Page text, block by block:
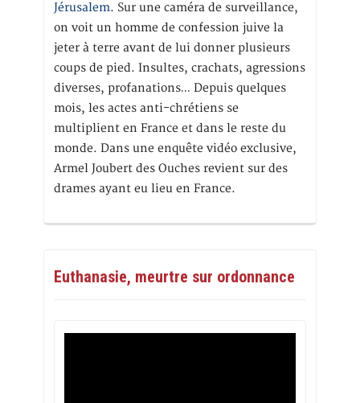
Jérusalem. Sur une caméra de surveillance,
on voit un homme de confession juive la
jeter à terre avant de lui donner plusieurs
coups de pied. Insultes, crachats, agressions
diverses, profanations… Depuis quelques
mois, les actes anti-chrétiens se
multiplient en France et dans le reste du
monde. Dans une enquête vidéo exclusive,
Armel Joubert des Ouches revient sur des
drames ayant eu lieu en France.
Euthanasie, meurtre sur ordonnance